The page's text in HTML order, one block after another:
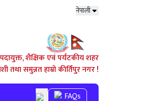
नेपाली
शैक्षिक एवं पर्यटकीय शहर
तथा समुन्नत हाम्रो कीर्तिपुर नगर !
FAQs